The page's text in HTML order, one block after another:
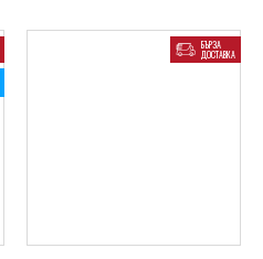
БЪРЗА
ДОСТАВКА